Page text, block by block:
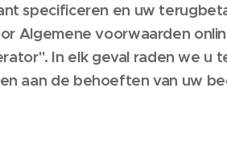
specificeren en uw
Algemene voorwaarden
In elk geval raden we u
aan de behoeften van uw